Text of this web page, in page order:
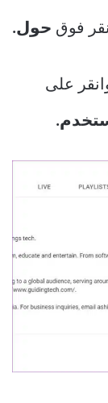
فوق حول.
على